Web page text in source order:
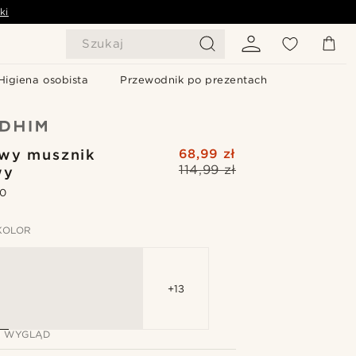
Szukaj
osobista Przewodnik po prezentach
musznik
114,99 zł
68,99 zł
+13
WYGLĄD